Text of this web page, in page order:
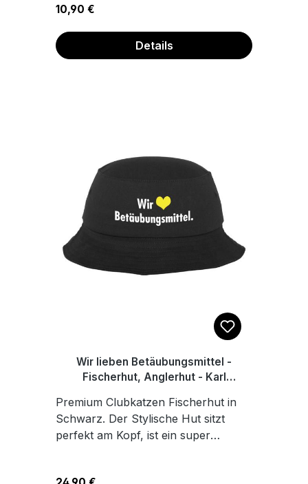
auf beiden Seiten das gleiche
Motiv.Maße 8,6 x 5,4 cm
Regulärer Preis:
10,90 €
Details
Wir lieben Betäubungsmittel -
Fischerhut, Anglerhut - Karl
Premium Clubkatzen Fischerhut in
Schwarz. Der Stylische Hut sitzt
perfekt am Kopf, ist ein super
Regulärer Preis: